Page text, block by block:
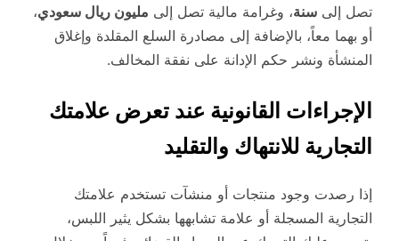
تصل إلى سنة، وغرامة مالية تصل إلى مليون ريال سعودي،
أو بهما معاً، بالإضافة إلى مصادرة السلع المقلدة وإغلاق
المنشأة ونشر حكم الإدانة على نفقة المخالف.
الإجراءات القانونية عند تعرض علامتك
التجارية للانتهاك والتقليد
إذا رصدت وجود منتجات أو منشآت تستخدم علامتك
التجارية المسجلة أو علامة تشابهها بشكل يثير اللبس،